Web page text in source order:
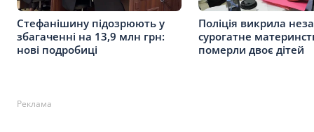
Стефанішину підозрюють у
збагаченні на 13,9 млн грн:
нові подробиці
Поліція викрила
сурогатне
померли двоє дітей
Реклама